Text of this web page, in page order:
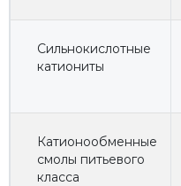
Сильнокислотные
катиониты
Катионообменные
смолы питьевого
класса